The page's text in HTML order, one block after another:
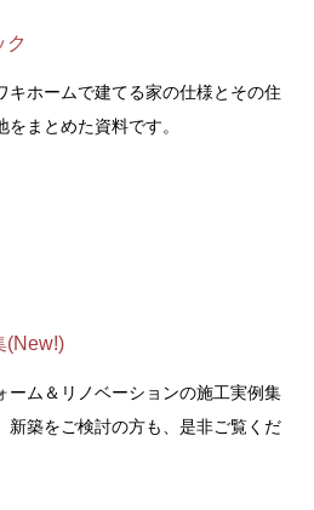
ク
キホームで建てる家の仕様とその住
をまとめた資料です。
(New!)
ーム＆リノベーションの施工実例集
新築をご検討の方も、是非ご覧くだ